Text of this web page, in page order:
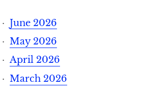
June 2026
May 2026
April 2026
March 2026